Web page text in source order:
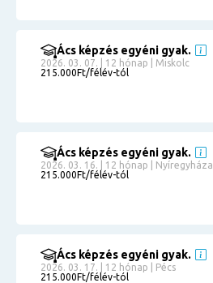
Ács képzés egyéni gyak.
2026. 03. 07. | 12 hónap | Miskolc
215.000Ft/félév-tól
Ács képzés egyéni gyak.
2026. 03. 16. | 12 hónap | Nyíregyháza
215.000Ft/félév-tól
Ács képzés egyéni gyak.
2026. 03. 17. | 12 hónap | Pécs
215.000Ft/félév-tól